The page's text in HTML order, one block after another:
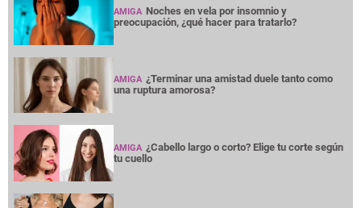
AMIGA Noches en vela por insomnio y
preocupación, ¿qué hacer para tratarlo?
AMIGA ¿Terminar una amistad duele tanto como
una ruptura amorosa?
AMIGA ¿Cabello largo o corto? Elige tu corte según
tu cuello